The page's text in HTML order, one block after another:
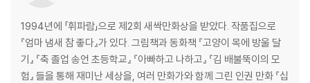
작가의 말
나혜석 연보
참고 자료
1994년에 「휘파람」으로 제2회 새싹만화상을 받았다. 작품집으로
『엄마 냄새 참 좋다』가 있다. 그림책과 동화책 『고양이 목에 방울 달
기』 『축 졸업 송언 초등학교』 『아빠하고 나하고』 『김 배불뚝이의 모
험』 들을 통해 재미난 세상을, 여러 만화가와 함께 그린 인권 만화 『십